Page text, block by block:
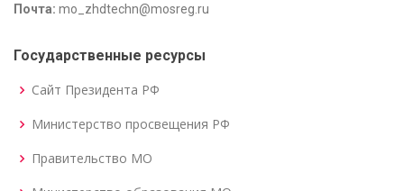
Почта: mo_zhdtechn@mosreg.ru
Государственные ресурсы
Сайт Президента РФ
Министерство просвещения РФ
Правительство МО